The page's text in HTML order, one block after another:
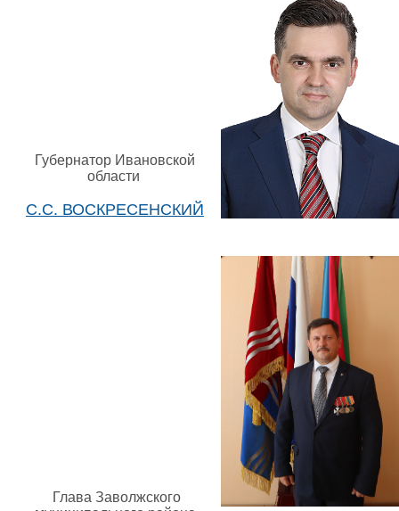
Губернатор Ивановской
области
С.С. ВОСКРЕСЕНСКИЙ
Глава Заволжского